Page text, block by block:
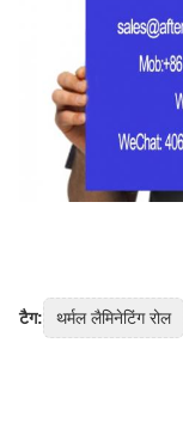
टैग: थर्मल लैमिनेटिंग रोल